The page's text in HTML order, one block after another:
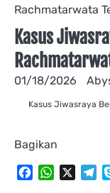
Rachmatarwata
Kasus
01/18/2026
Kasus Jiwasraya
Bagikan
FacebookWhatsApp